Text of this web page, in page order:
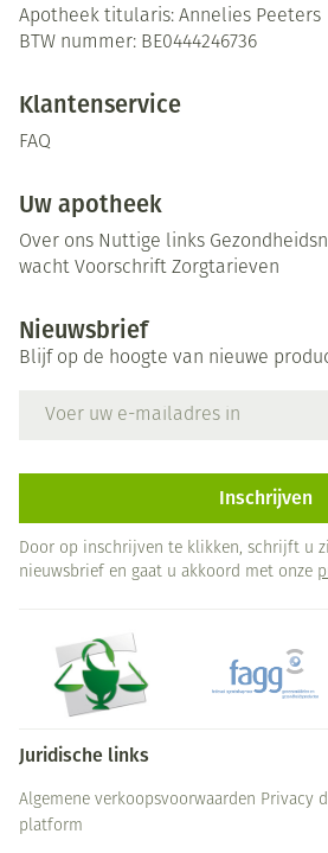
Apotheek titularis: Annelies Peeters
BTW nummer: BE0444246736
Klantenservice
FAQ
Uw apotheek
Over ons Nuttige links
wacht Voorschrift Zorgtarieven
Nieuwsbrief
Blijf op de hoogte van nieuwe
Inschrijven
Door op inschrijven te klikken, schrijft u
nieuwsbrief en gaat u akkoord met onze
Juridische links
Algemene verkoopsvoorwaarden Privacy
platform